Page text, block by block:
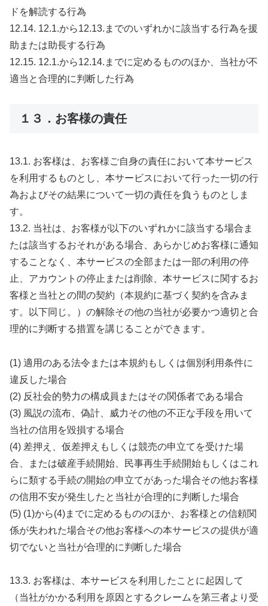
ドを解読する行為
12.14. 12.1.から12.13.までのいずれかに該当する行為を援
助または助長する行為
12.15. 12.1.から12.14.までに定めるもののほか、当社が不
適当と合理的に判断した行為
１３．お客様の責任
13.1. お客様は、お客様ご自身の責任において本サービス
を利用するものとし、本サービスにおいて行った一切の行
為およびその結果について一切の責任を負うものとしま
す。
13.2. 当社は、お客様が以下のいずれかに該当する場合ま
たは該当するおそれがある場合、あらかじめお客様に通知
することなく、本サービスの全部または一部の利用の停
止、アカウントの停止または削除、本サービスに関するお
客様と当社との間の契約（本規約に基づく契約を含みま
す。以下同じ。）の解除その他の当社が必要かつ適切と合
理的に判断する措置を講じることができます。
(1) 適用のある法令または本規約もしくは個別利用条件に
違反した場合
(2) 反社会的勢力の構成員またはその関係者である場合
(3) 風説の流布、偽計、威力その他の不正な手段を用いて
当社の信用を毀損する場合
(4) 差押え、仮差押えもしくは競売の申立てを受けた場
合、または破産手続開始、民事再生手続開始もしくはこれ
らに類する手続の開始の申立てがあった場合その他お客様
の信用不安が発生したと当社が合理的に判断した場合
(5) (1)から(4)までに定めるもののほか、お客様との信頼関
係が失われた場合その他お客様への本サービスの提供が適
切でないと当社が合理的に判断した場合
13.3. お客様は、本サービスを利用したことに起因して
（当社がかかる利用を原因とするクレームを第三者より受